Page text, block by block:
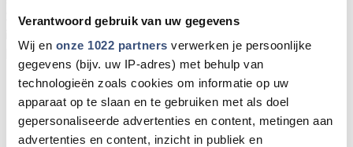
Verantwoord gebruik van uw gegevens
Wij en onze 1022 partners verwerken je persoonlijke
gegevens (bijv. uw IP-adres) met behulp van
technologieën zoals cookies om informatie op uw
apparaat op te slaan en te gebruiken met als doel
gepersonaliseerde advertenties en content, metingen aan
advertenties en content, inzicht in publiek en
22:00 uur op parkeerplaats sportcomplex De Gooye en
Dit jaar treden op:
Kraantje Pappie
Davina Michelle
The Dirty Daddies